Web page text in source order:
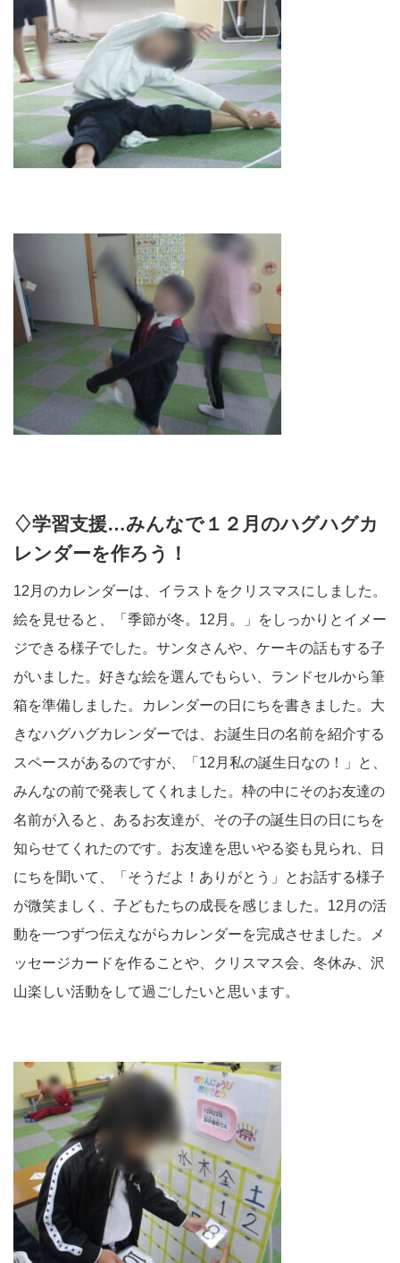
♢学習支援…みんなで１２月のハグハグカ
レンダーを作ろう！
12月のカレンダーは、イラストをクリスマスにしました。
絵を見せると、「季節が冬。12月。」をしっかりとイメー
ジできる様子でした。サンタさんや、ケーキの話もする子
がいました。好きな絵を選んでもらい、ランドセルから筆
箱を準備しました。カレンダーの日にちを書きました。大
きなハグハグカレンダーでは、お誕生日の名前を紹介する
スペースがあるのですが、「12月私の誕生日なの！」と、
みんなの前で発表してくれました。枠の中にそのお友達の
名前が入ると、あるお友達が、その子の誕生日の日にちを
知らせてくれたのです。お友達を思いやる姿も見られ、日
にちを聞いて、「そうだよ！ありがとう」とお話する様子
が微笑ましく、子どもたちの成長を感じました。12月の活
動を一つずつ伝えながらカレンダーを完成させました。メ
ッセージカードを作ることや、クリスマス会、冬休み、沢
山楽しい活動をして過ごしたいと思います。